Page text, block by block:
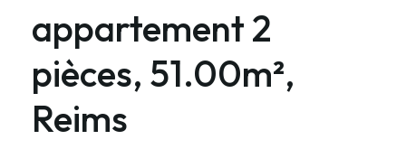
appartement 2
pièces, 51.00m²,
Reims